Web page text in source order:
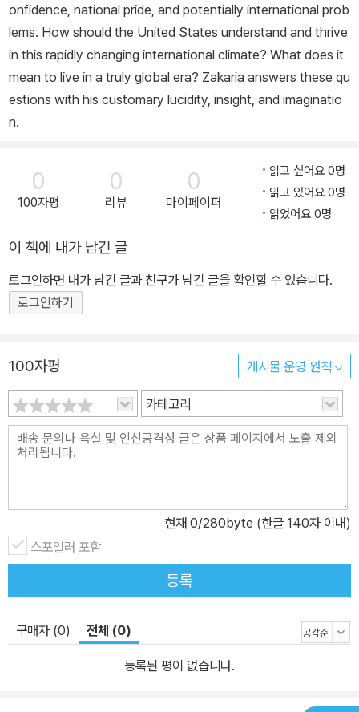
onfidence, national pride, and potentially international prob
lems. How should the United States understand and thrive
in this rapidly changing international climate? What does it
mean to live in a truly global era? Zakaria answers these qu
estions with his customary lucidity, insight, and imaginatio
n.
0
100자평
0
리뷰
0
마이페이퍼
읽고 싶어요 0명
읽고 있어요 0명
읽었어요 0명
이 책에 내가 남긴 글
로그인하면 내가 남긴 글과 친구가 남긴 글을 확인할 수 있습니다.
로그인하기
100자평 게시물 운영 원칙
카테고리
현재 0/280byte (한글 140자 이내)
스포일러 포함
등록
구매자 (0) 전체 (0)
등록된 평이 없습니다.